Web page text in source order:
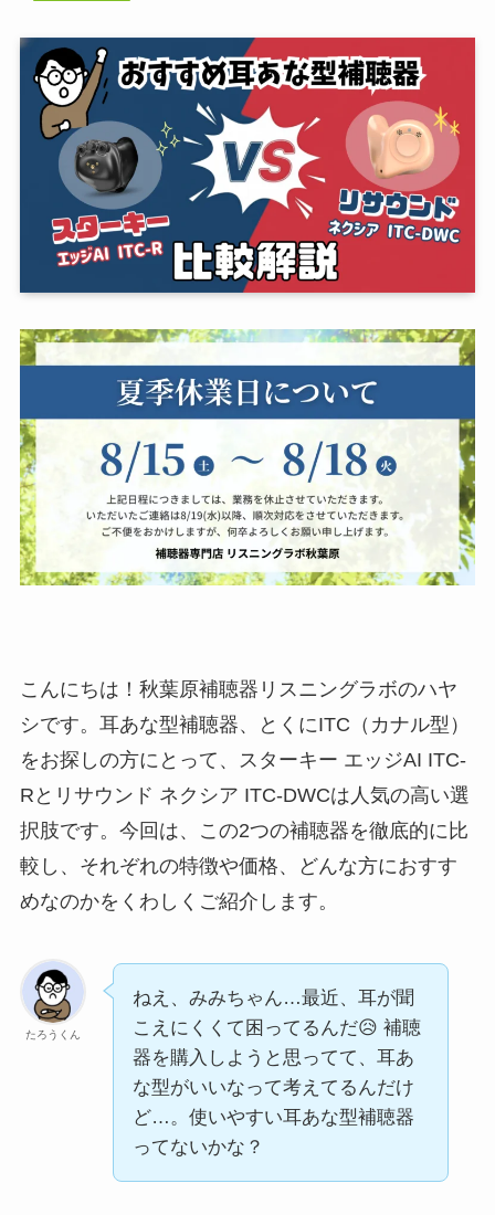
こんにちは！秋葉原補聴器リスニングラボのハヤ
シです。耳あな型補聴器、とくにITC（カナル型）
をお探しの方にとって、スターキー エッジAI ITC-
Rとリサウンド ネクシア ITC-DWCは人気の高い選
択肢です。今回は、この2つの補聴器を徹底的に比
較し、それぞれの特徴や価格、どんな方におすす
めなのかをくわしくご紹介します。
たろうくん
ねえ、みみちゃん…最近、耳が聞
こえにくくて困ってるんだ😥 補聴
器を購入しようと思ってて、耳あ
な型がいいなって考えてるんだけ
ど…。使いやすい耳あな型補聴器
ってないかな？